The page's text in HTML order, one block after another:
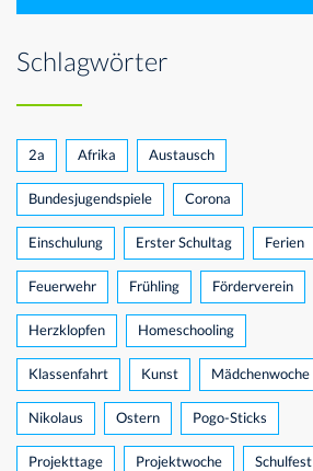
Schlagwörter
2a Afrika Austausch
Bundesjugendspiele Corona
Einschulung Erster Schultag Ferien
Feuerwehr Frühling Förderverein
Herzklopfen Homeschooling
Klassenfahrt Kunst Mädchenwoche
Nikolaus Ostern Pogo-Sticks
Projekttage Projektwoche Schulfest